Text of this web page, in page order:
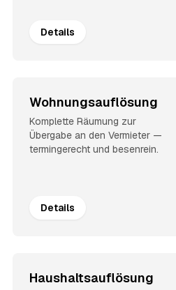
Details
Wohnungsauflösung
Komplette Räumung zur
Übergabe an den Vermieter —
termingerecht und besenrein.
Details
Haushaltsauflösung